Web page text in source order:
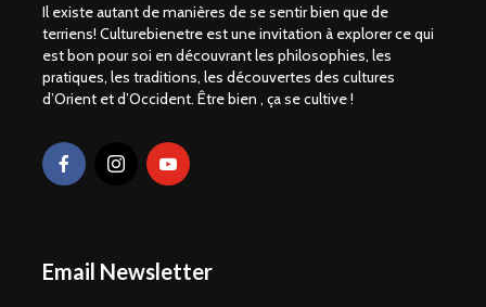
Il existe autant de manières de se sentir bien que de
terriens! Culturebienetre est une invitation à explorer ce qui
est bon pour soi en découvrant les philosophies, les
pratiques, les traditions, les découvertes des cultures
d’Orient et d’Occident. Être bien , ça se cultive !
Email Newsletter